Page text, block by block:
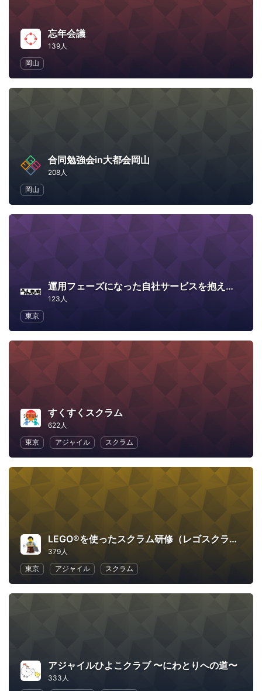
忘年会議
139人
岡山
合同勉強会in大都会岡山
208人
岡山
運用フェーズになった自社サービスを抱えた会社のエンジニアってどうやってモチベ―ション維持してるの？
123人
東京
すくすくスクラム
622人
東京
アジャイル スクラム
LEGO®を使ったスクラム研修（レゴスクラム）
379人
東京
アジャイル スクラム
アジャイルひよこクラブ 〜にわとりへの道〜
333人